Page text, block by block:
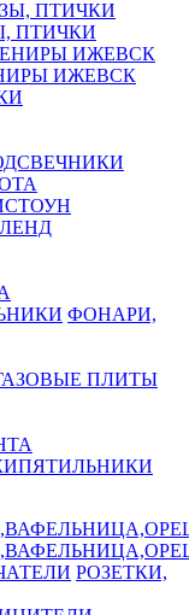
ПТИЧКИ
ИЖЕВСК
ФОНАРИ,
ПЛИТЫ
РОЗЕТКИ,